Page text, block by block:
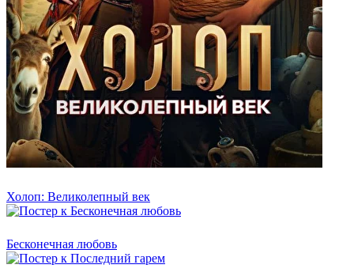
Холоп: Великолепный век
Бесконечная любовь